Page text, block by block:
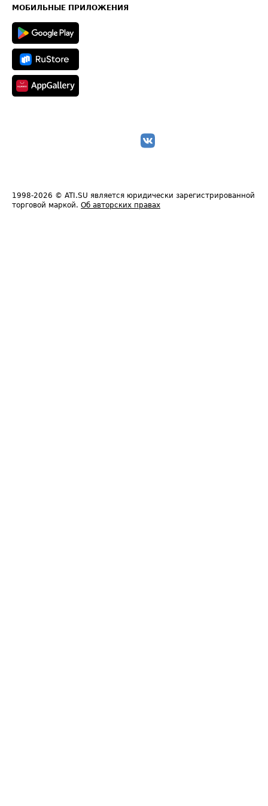
Техническая информация
МОБИЛЬНЫЕ ПРИЛОЖЕНИЯ
1998-2026 © ATI.SU является юридически зарегистрированной
торговой маркой. Об авторских правах